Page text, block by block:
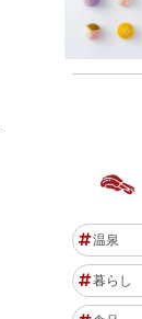
温泉
暮らし